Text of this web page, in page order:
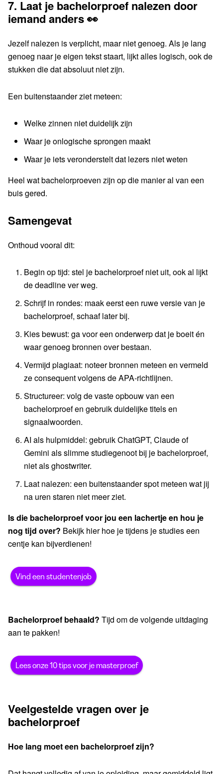
7. Laat je bachelorproef nalezen door
iemand anders 👀
Jezelf nalezen is verplicht, maar niet genoeg. Als je lang
genoeg naar je eigen tekst staart, lijkt alles logisch, ook de
stukken die dat absoluut niet zijn.
Een buitenstaander ziet meteen:
Welke zinnen niet duidelijk zijn
Waar je onlogische sprongen maakt
Waar je iets veronderstelt dat lezers niet weten
Heel wat bachelorproeven zijn op die manier al van een
buis gered.
Samengevat
Onthoud vooral dit:
Begin op tijd: stel je bachelorproef niet uit, ook al lijkt
de deadline ver weg.
Schrijf in rondes: maak eerst een ruwe versie van je
bachelorproef, schaaf later bij.
Kies bewust: ga voor een onderwerp dat je boeit én
waar genoeg bronnen over bestaan.
Vermijd plagiaat: noteer bronnen meteen en vermeld
ze consequent volgens de APA-richtlijnen.
Structureer: volg de vaste opbouw van een
bachelorproef en gebruik duidelijke titels en
signaalwoorden.
AI als hulpmiddel: gebruik ChatGPT, Claude of
Gemini als slimme studiegenoot bij je bachelorproef,
niet als ghostwriter.
Laat nalezen: een buitenstaander spot meteen wat jij
na uren staren niet meer ziet.
Is die bachelorproef voor jou een lachertje en hou je
nog tijd over? Bekijk hier hoe je tijdens je studies een
centje kan bijverdienen!
Vind een studentenjob
Bachelorproef behaald? Tijd om de volgende uitdaging
aan te pakken!
Lees onze 10 tips voor je masterproef
Veelgestelde vragen over je
bachelorproef
Hoe lang moet een bachelorproef zijn?